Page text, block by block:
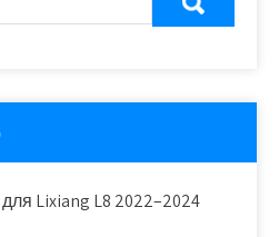
Lixiang L8 2022–2024